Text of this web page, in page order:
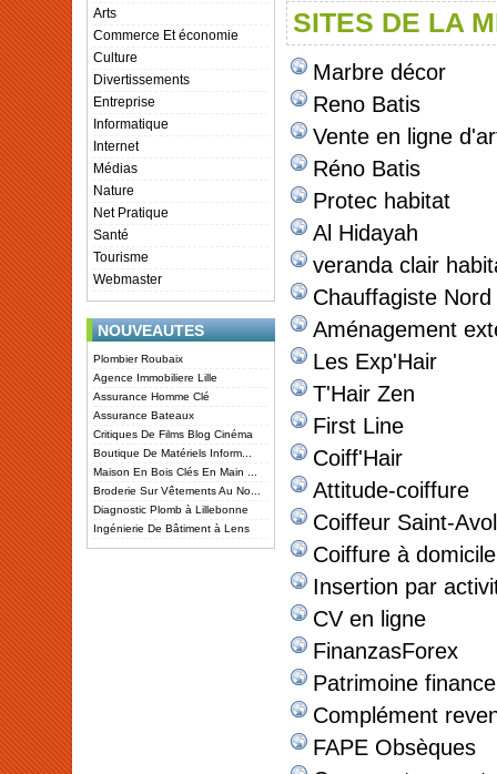
Arts
Commerce Et économie
Culture
Divertissements
Entreprise
Informatique
Internet
Médias
Nature
Net Pratique
Santé
Tourisme
Webmaster
NOUVEAUTES
Plombier Roubaix
Agence Immobiliere Lille
Assurance Homme Clé
Assurance Bateaux
Critiques De Films Blog Cinéma
Boutique De Matériels Inform...
Maison En Bois Clés En Main ...
Broderie Sur Vêtements Au No...
Diagnostic Plomb à Lillebonne
Ingénierie De Bâtiment à Lens
SITES DE LA
Marbre décor
Reno Batis
Vente en ligne
Réno Batis
Protec habitat
Al Hidayah
veranda clair
Chauffagiste
Aménagement
Les Exp'Hair
T'Hair Zen
First Line
Coiff'Hair
Attitude-coiffure
Coiffeur Saint-
Coiffure à
Insertion par
CV en ligne
FinanzasForex
Patrimoine
Complément
FAPE Obsèques